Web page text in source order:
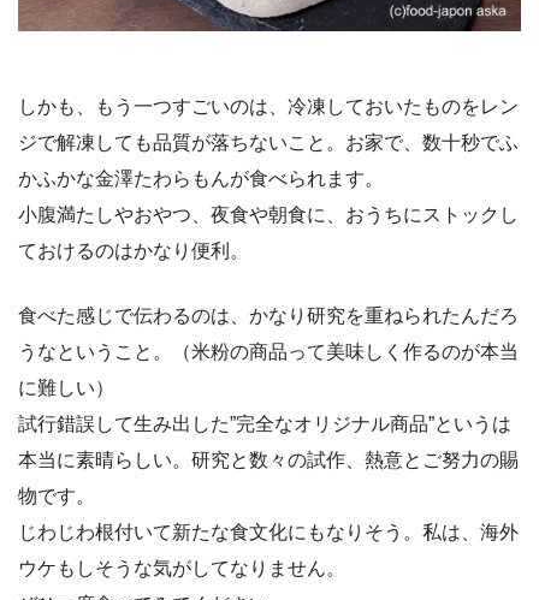
しかも、もう一つすごいのは、冷凍しておいたものをレン
ジで解凍しても品質が落ちないこと。お家で、数十秒でふ
かふかな金澤たわらもんが食べられます。
小腹満たしやおやつ、夜食や朝食に、おうちにストックし
ておけるのはかなり便利。
食べた感じで伝わるのは、かなり研究を重ねられたんだろ
うなということ。（米粉の商品って美味しく作るのが本当
に難しい）
試行錯誤して生み出した”完全なオリジナル商品”というは
本当に素晴らしい。研究と数々の試作、熱意とご努力の賜
物です。
じわじわ根付いて新たな食文化にもなりそう。私は、海外
ウケもしそうな気がしてなりません。